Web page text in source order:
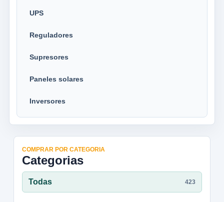
UPS
Reguladores
Supresores
Paneles solares
Inversores
COMPRAR POR CATEGORIA
Categorias
Todas 423